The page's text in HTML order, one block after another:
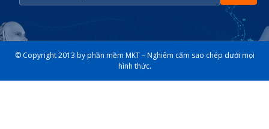
© Copyright 2013 by phần mềm MKT – Nghiêm cấm sao chép dưới mọi
hình thức.